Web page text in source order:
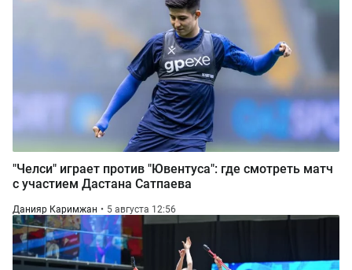
"Челси" играет против "Ювентуса": где смотреть матч
с участием Дастана Сатпаева
Данияр Каримжан 5 августа 12:56